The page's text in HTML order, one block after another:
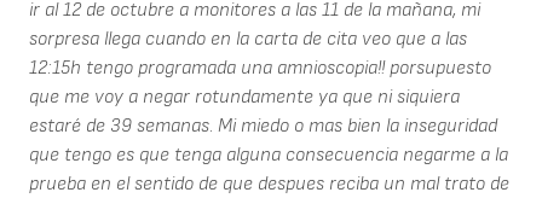
ir al 12 de octubre a monitores a las 11 de la mañana, mi
sorpresa llega cuando en la carta de cita veo que a las
12:15h tengo programada una amnioscopia!! porsupuesto
que me voy a negar rotundamente ya que ni siquiera
estaré de 39 semanas. Mi miedo o mas bien la inseguridad
que tengo es que tenga alguna consecuencia negarme a la
prueba en el sentido de que despues reciba un mal trato de